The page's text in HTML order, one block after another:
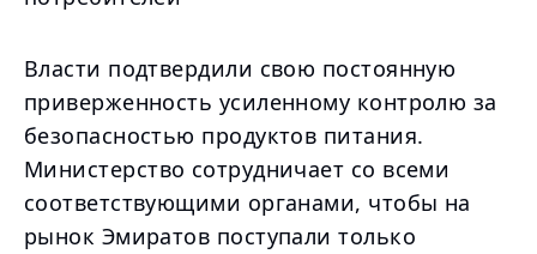
Власти подтвердили свою постоянную
приверженность усиленному контролю за
безопасностью продуктов питания.
Министерство сотрудничает со всеми
соответствующими органами, чтобы на
рынок Эмиратов поступали только